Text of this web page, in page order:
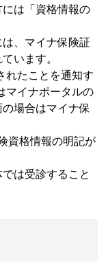
は「資格情報の
、マイナ保険証
います。
れたことを通知す
マイナポータルの
場合はマイナ保
資格情報の明記が
は受診すること